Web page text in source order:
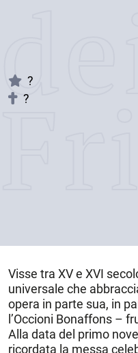
dei
?
?
Visse tra XV e XVI
universale che
opera in parte sua, in
l’Occioni Bonaffons –
Alla data del primo
ricordata la messa